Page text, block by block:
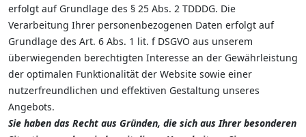
erfolgt auf Grundlage des § 25 Abs. 2 TDDDG. Die
Verarbeitung Ihrer personenbezogenen Daten erfolgt auf
Grundlage des Art. 6 Abs. 1 lit. f DSGVO aus unserem
überwiegenden berechtigten Interesse an der Gewährleistung
der optimalen Funktionalität der Website sowie einer
nutzerfreundlichen und effektiven Gestaltung unseres
Angebots.
Sie haben das Recht aus Gründen, die sich aus Ihrer besonderen